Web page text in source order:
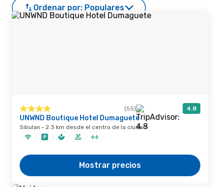
Ordenar por: Populares
(55) 4.8
UNWND Boutique Hotel Dumaguete
Sibulan · 2.3 km desde el centro de la ciudad
Mostrar precios